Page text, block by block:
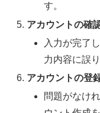
す。
アカウントの確
入力が完了
力内容に誤
アカウントの登
問題がなけ